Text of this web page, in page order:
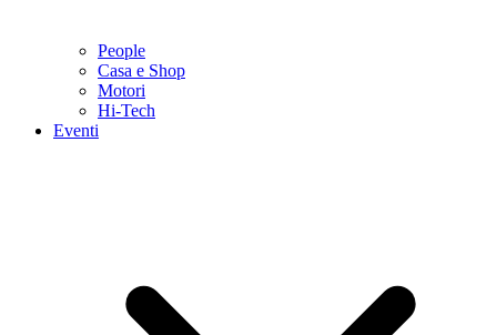
People
Casa e Shop
Motori
Hi-Tech
Eventi